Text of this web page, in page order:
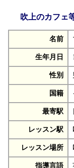
吹上のカフェ
名前
生年月日
性別
国籍
最寄駅
レッスン駅
レッスン場所
指導言語